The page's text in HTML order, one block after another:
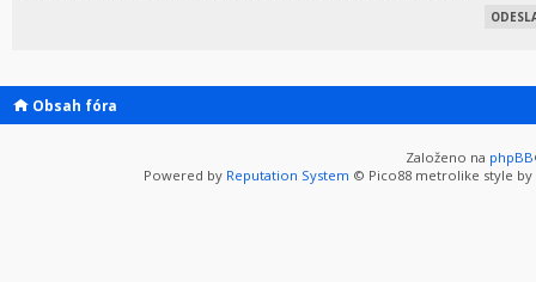
Obsah fóra
Založeno na phpBB
Powered by Reputation System © Pico88 metrolike style by